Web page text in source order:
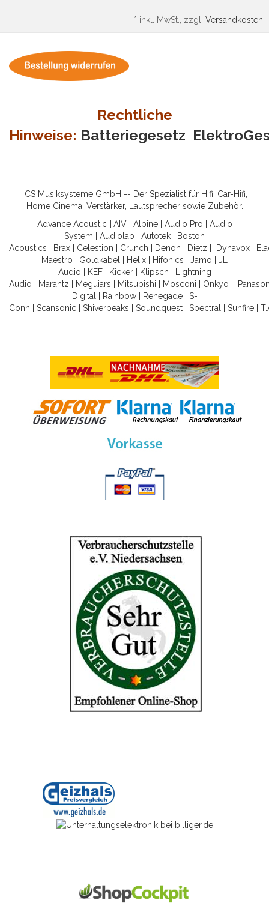
* inkl. MwSt., zzgl. Versandkosten
Rechtliche
Hinweise: Batteriegesetz
CS Musiksysteme GmbH -- Der Spezialist für Hifi, Car-Hifi,
Home Cinema, Verstärker, Lautsprecher sowie Zubehör.
Advance Acoustic
AIV| Alpine| Audio Pro
Audio
System
Audiolab Autotek
Boston
Acoustics
Brax Celestion Crunch Denon Dietz Dynavox
Maestro
Goldkabel Helix Hifonics Jamo
JL
Audio
KEF| Kicker| Klipsch
Lightning
Audio
Marantz Meguiars Mitsubishi Mosconi Onkyo
Digital
Rainbow| Renegade| S-
Conn
Scansonic Shiverpeaks Soundquest Spectral Sunfire